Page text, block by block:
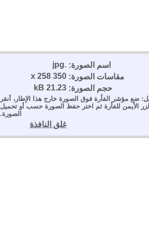
اسم الصورة: .jpg
مقاسات الصورة: 350 x 258
حجم الصورة: 21.23 kB
ضع مؤشر الفأرة فوق الصورة خارج هذا الإطار، أنقر
الأيمن للفأرة ثم اختر حفظ الصورة حسب أو تحميل
الصورة.
غلق النافذة